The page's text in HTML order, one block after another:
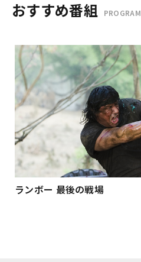
おすすめ番組 PROGRAM
ランボー 最後の戦場